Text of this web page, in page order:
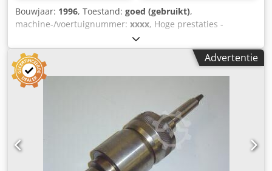
Bouwjaar: 1996, Toestand: goed (gebruikt),
machine-/voertuignummer: xxxx, Hoge prestaties -
bankkloppende machines op T-groefplaat Technische
gegevens: - Tapcapaciteit ca. M 3 - M 16 - Snelheidsbereik
tot 500 rpm - Werkbereik ( draaicirkel ) 2500 mm Dkedpjf
Tcy Djfx Acqor - Snelwissel gereedschapshouder maat 2
diam.31 - diverse inzetstukken voor
snelwisselgereedschapshouder - Tafeloppervlak met 5 T-
sleuven 2050 x 900 mm . tafelhoogte 910 mm -
Machinebankschroef met bekbreedte 200 mm - 3
bekkenhouders 250 mm - pneumatische aansluiting met
drukregelaar - mobiel onderstel - benodigde ruimte ca. B
2400 x H 2000 x D 1000 mm - gewicht ca. 1100 kg
Advertentie